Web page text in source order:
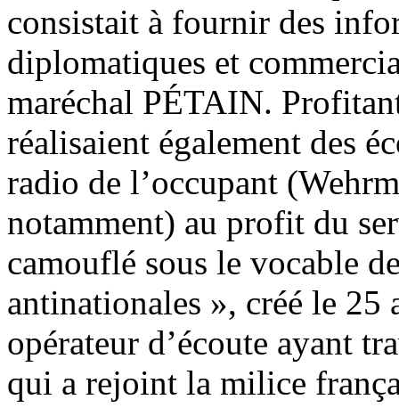
consistait à fournir des
diplomatiques et
maréchal PÉTAIN.
réalisaient également des
radio de l’occupant
notamment) au profit du
camouflé sous le vocable
antinationales », créé le
opérateur d’écoute ayant
qui a rejoint la milice